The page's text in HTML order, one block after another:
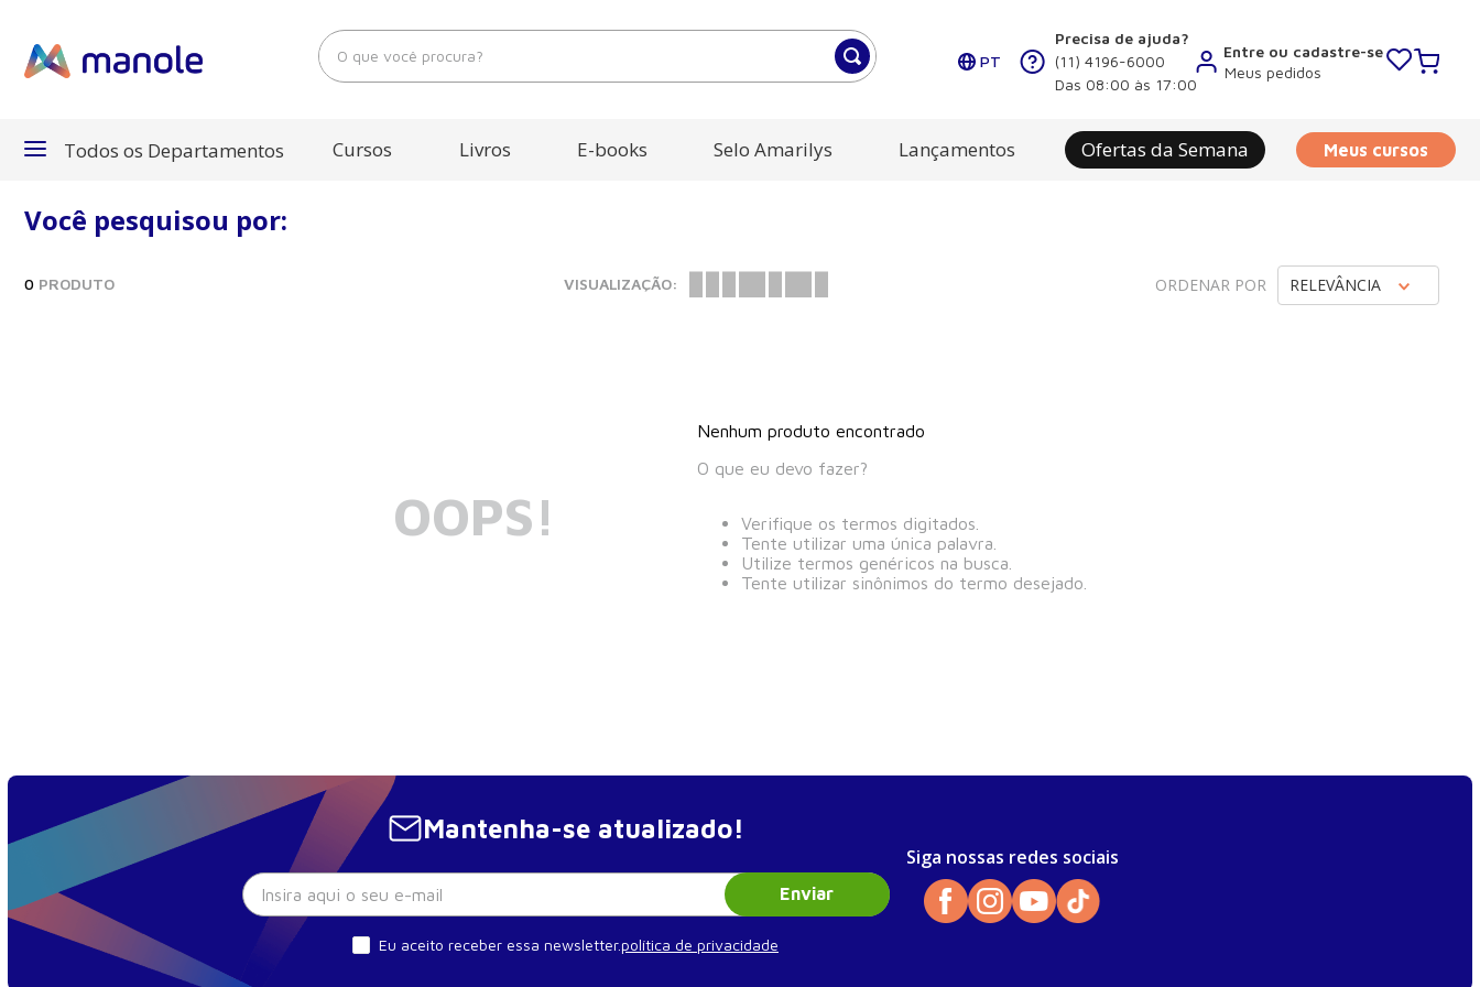
O que você procura?
PT
Precisa de ajuda?
(11) 4196-6000
Das 08:00 às 17:00
Entre ou cadastre-se
Meus pedidos
Todos os Departamentos
Departamentos
Cursos
Cursos Livros E-books Selo Amarilys Lançamentos Ofertas da Semana Meus cursos
Você pesquisou por:
0 PRODUTO VISUALIZAÇÃO: ORDENAR POR RELEVÂNCIA
OOPS!
Nenhum produto encontrado
O que eu devo fazer?
Verifique os termos digitados.
Tente utilizar uma única palavra.
Utilize termos genéricos na busca.
Tente utilizar sinônimos do termo desejado.
Mantenha-se atualizado!
Enviar
Eu aceito receber essa newsletter.política de privacidade
Siga nossas redes sociais